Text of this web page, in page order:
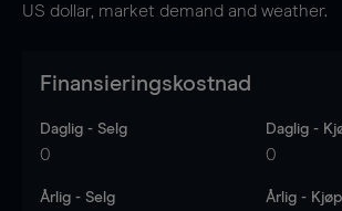
US dollar, market demand and weather.
Finansieringskostnad
Daglig - Selg
0
Daglig -
0
Årlig - Selg Årlig - Kjøp